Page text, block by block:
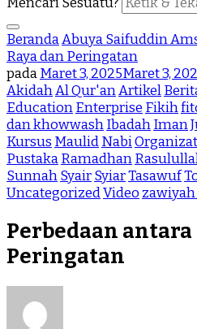
BerandaAbuya Saifuddin
Raya dan Peringatan
padaMaret 3, 2025Maret 3,
AkidahAl Qur'anArtikel
EducationEnterprise Fikih
dan khowwashIbadahIman
Kursus MaulidNabi
PustakaRamadhan
SunnahSyairSyiarTasawuf
UncategorizedVideo
Perbedaan antara
Peringatan